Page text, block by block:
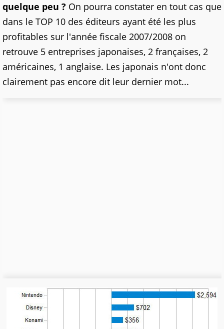
quelque peu ? On pourra constater en tout cas que
dans le TOP 10 des éditeurs ayant été les plus
profitables sur l'année fiscale 2007/2008 on
retrouve 5 entreprises japonaises, 2 françaises, 2
américaines, 1 anglaise. Les japonais n'ont donc
clairement pas encore dit leur dernier mot...